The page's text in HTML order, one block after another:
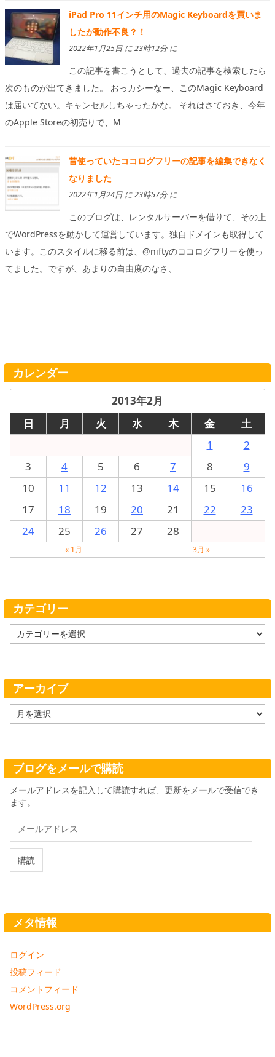
iPad Pro 11インチ用のMagic Keyboardを買いま
したが動作不良？！
2022年1月25日 に 23時12分 に
この記事を書こうとして、過去の記事を検索したら
次のものが出てきました。 おっカシーなー、このMagic Keyboard
は届いてない。キャンセルしちゃったかな。 それはさておき、今年
のApple Storeの初売りで、M
昔使っていたココログフリーの記事を編集できなく
なりました
2022年1月24日 に 23時57分 に
このブログは、レンタルサーバーを借りて、その上
でWordPressを動かして運営しています。独自ドメインも取得して
います。このスタイルに移る前は、@niftyのココログフリーを使っ
てました。ですが、あまりの自由度のなさ、
カレンダー
2013年2月
日
月 火 水 木 金
土
1
2
3
4 5 6 7 8
9
10
11 12 13 14 15
16
17
18 19 20 21 22
23
24
25 26 27 28
« 1月 3月 »
カテゴリー
テ
ー
アーカイブ
ー
ブ
ブログをメールで購読
メールアドレスを記入して購読すれば、更新をメールで受信でき
ます。
ル
ド
購読
メタ情報
ログイン
投稿フィード
コメントフィード
WordPress.org